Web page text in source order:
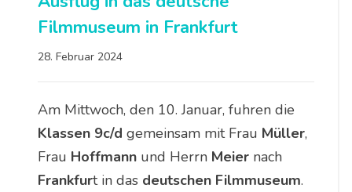
Filmmuseum in Frankfurt
28. Februar 2024
Am Mittwoch, den 10. Januar, fuhren die
Klassen 9c/d gemeinsam mit Frau Müller,
Frau Hoffmann und Herrn Meiernach
Frankfurt in das deutschen Filmmuseum.